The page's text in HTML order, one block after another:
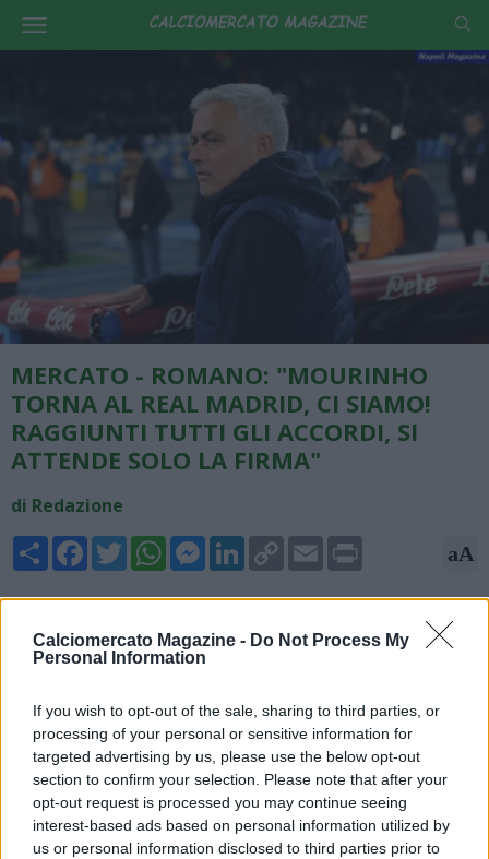
Calciomercato Magazine - Do Not Process My
Personal Information
If you wish to opt-out of the sale, sharing to third parties, or
processing of your personal or sensitive information for
targeted advertising by us, please use the below opt-out
section to confirm your selection. Please note that after your
opt-out request is processed you may continue seeing
interest-based ads based on personal information utilized by
us or personal information disclosed to third parties prior to
MERCATO - ROMANO: "MOURINHO
TORNA AL REAL MADRID, CI SIAMO!
RAGGIUNTI TUTTI GLI ACCORDI, SI
ATTENDE SOLO LA FIRMA"
di Redazione
Share FacebookTwitterWhatsAppMessengerLinkedInCopy
Link
Email aA
18/05/2026 - 11:26
Fabrizio Romano, giornalista ed esperto di mercato, anticipa
su X: "José Mourinho torna al Real Madrid, ci siamo! Tutti gli
Real Madrid, si attende soltanto la firma sui documenti.
Previsto inizialmente un contratto di due anni. Mourinho volerà
a Madrid dopo la gara Real-Bilbao. Lo Special One è tornato".